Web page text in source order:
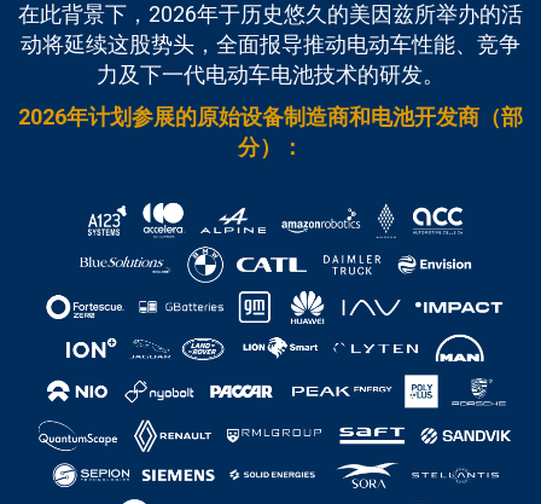
在此背景下，2026年于历史悠久的美因兹所举办的活
动将延续这股势头，全面报导推动电动车性能、竞争
力及下一代电动车电池技术的研发。
2026年计划参展的原始设备制造商和电池开发商（部
分）：